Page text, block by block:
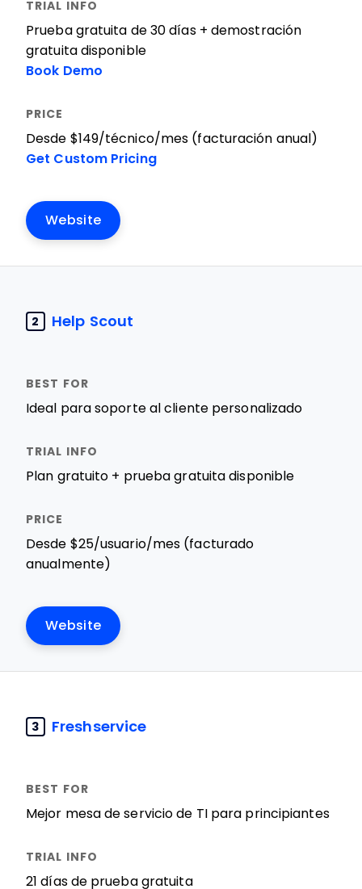
Prueba gratuita de 30 días + demostración
gratuita disponible
Book Demo
Desde $149/técnico/mes (facturación anual)
Get Custom Pricing
Website
2 Help Scout
Ideal para soporte al cliente personalizado
Plan gratuito + prueba gratuita disponible
Desde $25/usuario/mes (facturado
anualmente)
Website
3 Freshservice
Mejor mesa de servicio de TI para principiantes
21 días de prueba gratuita